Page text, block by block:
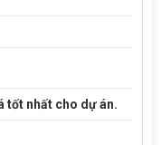
tốt nhất cho dự án.